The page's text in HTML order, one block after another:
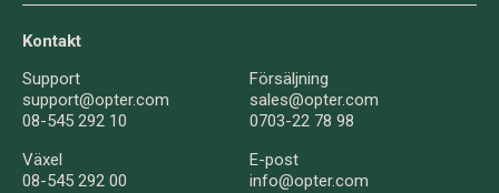
Kontakt
Support
support@opter.com
08-545 292 10
Försäljning
sales@opter.com
0703-22 78 98
Växel
08-545 292 00
E-post
info@opter.com